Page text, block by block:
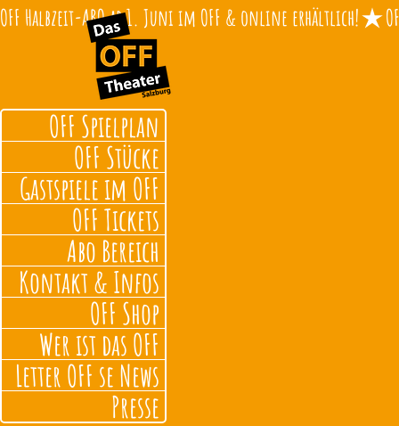
OFF Halbzeit-ABO ab 1. Juni im OFF & online erhältlich!
OFF Spielplan
OFF Stücke
Gastspiele im OFF
OFF Tickets
Abo Bereich
Kontakt & Infos
OFF Shop
Wer ist das OFF
Letter OFF se News
Presse